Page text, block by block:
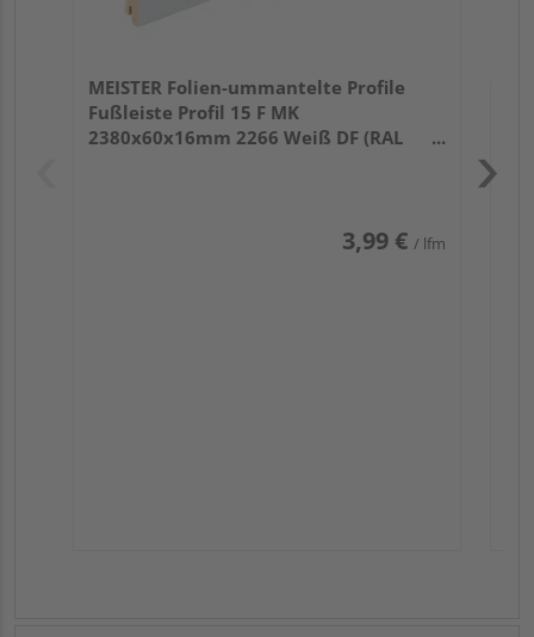
MEISTER Folien-ummantelte Profile
Fußleiste Profil 15 F MK
2380x60x16mm 2266 Weiß DF (RAL
3,99 € / lfm